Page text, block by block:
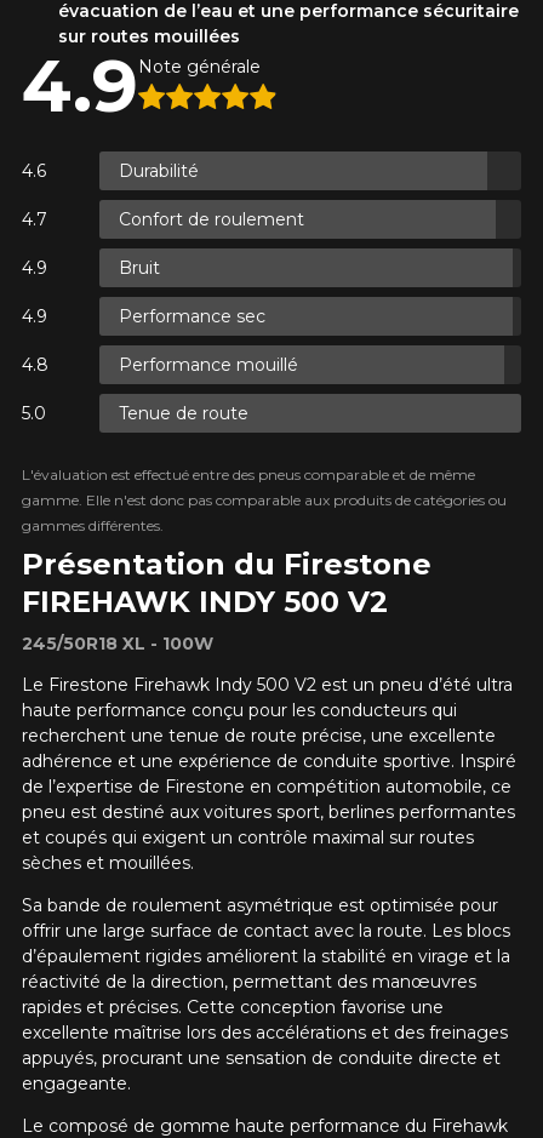
évacuation de l’eau et une performance sécuritaire
sur routes mouillées
Présentation du Firestone
FIREHAWK INDY 500 V2
245/50R18 XL - 100W
Le Firestone Firehawk Indy 500 V2 est un pneu d’été ultra
haute performance conçu pour les conducteurs qui
recherchent une tenue de route précise, une excellente
adhérence et une expérience de conduite sportive. Inspiré
de l’expertise de Firestone en compétition automobile, ce
pneu est destiné aux voitures sport, berlines performantes
et coupés qui exigent un contrôle maximal sur routes
sèches et mouillées.
Sa bande de roulement asymétrique est optimisée pour
offrir une large surface de contact avec la route. Les blocs
d’épaulement rigides améliorent la stabilité en virage et la
réactivité de la direction, permettant des manœuvres
rapides et précises. Cette conception favorise une
excellente maîtrise lors des accélérations et des freinages
appuyés, procurant une sensation de conduite directe et
engageante.
Le composé de gomme haute performance du Firehawk
4.9 Note générale
Durabilité
Confort de roulement
Bruit
Performance sec
Performance mouillé
Tenue de route
L'évaluation est effectué entre des pneus comparable et de même
gamme. Elle n'est donc pas comparable aux produits de catégories ou
gammes différentes.